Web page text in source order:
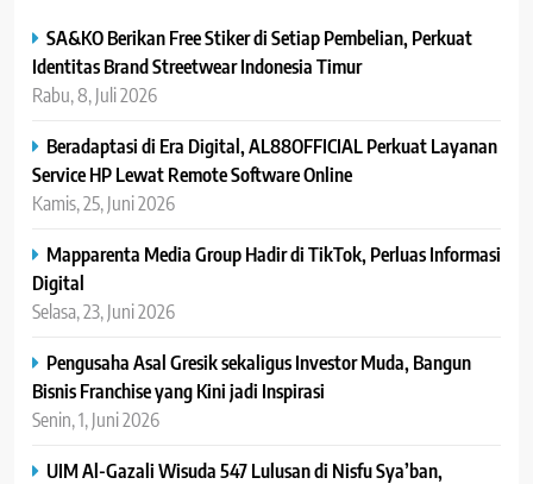
SA&KO Berikan Free Stiker di Setiap Pembelian, Perkuat
Identitas Brand Streetwear Indonesia Timur
Rabu, 8, Juli 2026
Beradaptasi di Era Digital, AL88OFFICIAL Perkuat Layanan
Service HP Lewat Remote Software Online
Kamis, 25, Juni 2026
Mapparenta Media Group Hadir di TikTok, Perluas Informasi
Digital
Selasa, 23, Juni 2026
Pengusaha Asal Gresik sekaligus Investor Muda, Bangun
Bisnis Franchise yang Kini jadi Inspirasi
Senin, 1, Juni 2026
UIM Al-Gazali Wisuda 547 Lulusan di Nisfu Sya’ban,